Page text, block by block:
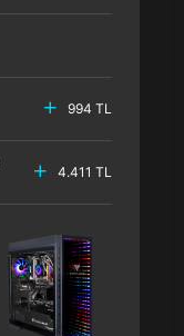
994 TL
4.411 TL